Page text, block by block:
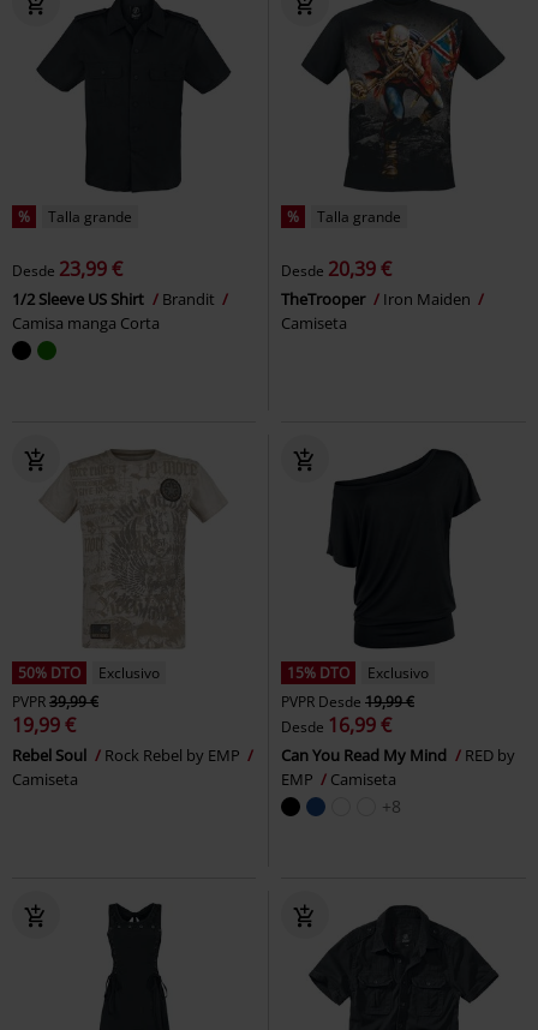
% Talla grande
Desde 23,99 €
1/2 Sleeve US Shirt
Brandit
Camisa manga Corta
% Talla grande
Desde 20,39 €
TheTrooper
Iron Maiden
Camiseta
50% DTO
Exclusivo
PVPR39,99 €
19,99 €
Rebel Soul
Rock Rebel by EMP
Camiseta
15% DTO
Exclusivo
PVPR Desde 19,99 €
Desde 16,99 €
Can You Read My Mind
RED by
EMP
Camiseta
+8